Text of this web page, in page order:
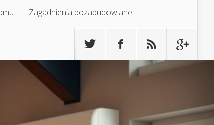
Zagadnienia pozabudowlane